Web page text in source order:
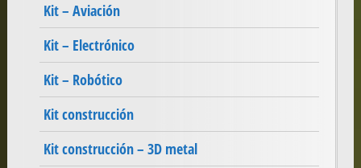
Kit – Aviación
Kit – Electrónico
Kit – Robótico
Kit construcción
Kit construcción – 3D metal